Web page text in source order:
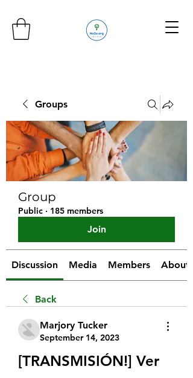
Groups
Group
Public · 185 members
Join
Discussion Media Members About
Back
Marjory Tucker
September 14, 2023
[TRANSMISIÓN!] Ver